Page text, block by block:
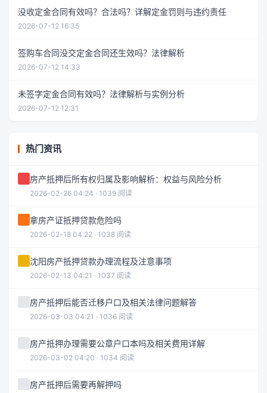
没收定金合同有效吗？合法吗？详解定金罚则与违约责任
2026-07-12 16:35
签购车合同没交定金合同还生效吗？法律解析
2026-07-12 14:33
未签字定金合同有效吗？法律解析与实例分析
2026-07-12 12:31
热门资讯
房产抵押后所有权归属及影响解析：权益与风险分析
2026-02-26 04:24 · 1039 阅读
拿房产证抵押贷款危险吗
2026-02-18 04:22 · 1038 阅读
沈阳房产抵押贷款办理流程及注意事项
2026-02-13 04:21 · 1037 阅读
房产抵押后能否迁移户口及相关法律问题解答
2026-03-03 04:21 · 1036 阅读
房产抵押办理需要公章户口本吗及相关费用详解
2026-03-02 04:20 · 1034 阅读
房产抵押后需要再解押吗